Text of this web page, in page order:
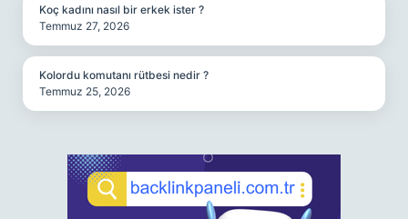
Koç kadını nasıl bir erkek ister ?
Temmuz 27, 2026
Kolordu komutanı rütbesi nedir ?
Temmuz 25, 2026